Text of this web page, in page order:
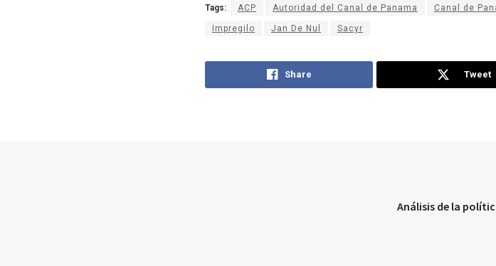
Tags: ACP Autoridad del Canal de Panama Canal de
Impregilo Jan De Nul Sacyr
Share Tweet
Análisis de la